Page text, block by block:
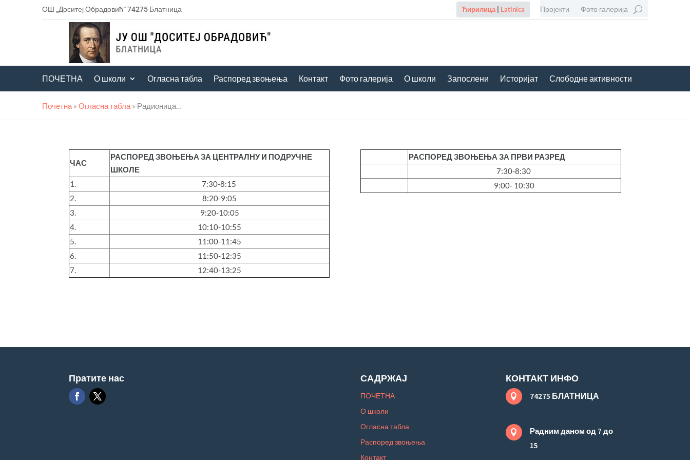
ОШ „Доситеј Обрадовић“ 74275 Блатница Пројекти Фото галерија
Ћирилица| Latinica
ПОЧЕТНА О школи Огласна табла Распоред звоњења Контакт Фото галерија О школи Запослени Историјат Слободне активности
Почетна » Огласна табла » Радионица…
ЧАС
РАСПОРЕД ЗВОЊЕЊА ЗА ЦЕНТРАЛНУ И ПОДРУЧНЕ
ШКОЛЕ
1.
7:30-8:15
2.
8:20-9:05
3.
9:20-10:05
4.
10:10-10:55
5.
11:00-11:45
6.
11:50-12:35
7.
12:40-13:25
РАСПОРЕД ЗВОЊЕЊА ЗА ПРВИ РАЗРЕД
7:30-8:30
9:00- 10:30
Пратите нас САДРЖАЈ
ПОЧЕТНА
О школи
Огласна табла
Распоред звоњења
Контакт
КОНТАКТ ИНФО
 74275 БЛАТНИЦА

Радним даном од 7 до
15